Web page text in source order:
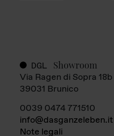
DGL Showroom
Via Ragen di Sopra 18b
39031 Brunico
0039 0474 771510
info@dasganzeleben.it
Note legali